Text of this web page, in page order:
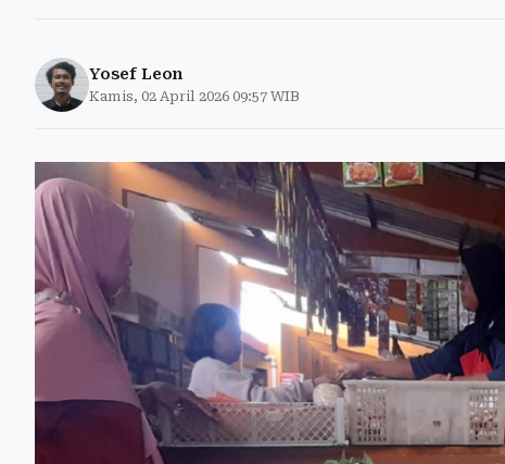
Yosef Leon
Kamis, 02 April 2026 09:57 WIB